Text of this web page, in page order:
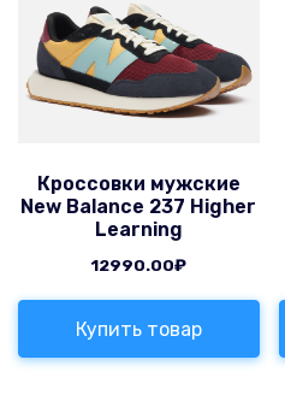
Кроссовки мужские
New Balance 237 Higher
Learning
12990.00₽
Купить товар